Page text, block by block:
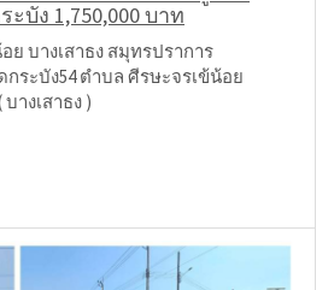
บัง 1,750,000 บาท
ย บางเสาธง สมุทรปราการ
ระบัง54 ตำบล ศีรษะจรเข้น้อย
างเสาธง )